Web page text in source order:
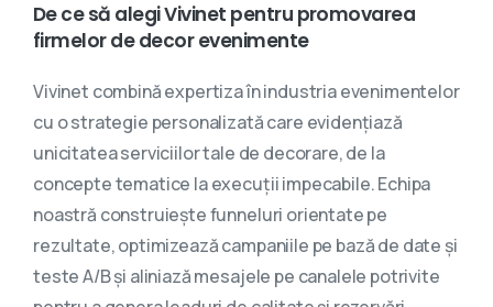
Decesă alegiVivinet pentru promovarea
firmelordedecorevenimente
Vivinet combină expertiza în industria evenimentelor
cu o strategie personalizată care evidențiază
unicitatea serviciilor tale de decorare, de la
concepte tematice la execuții impecabile. Echipa
noastră construiește funneluri orientate pe
rezultate, optimizează campaniile pe bază de date și
teste A/B și aliniază mesajele pe canalele potrivite